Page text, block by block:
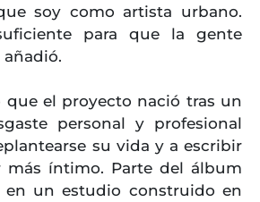
soy como artista urbano.
para que la gente
que el proyecto nació tras un
personal y profesional
su vida y a escribir
más íntimo. Parte del álbum
en un estudio construido en